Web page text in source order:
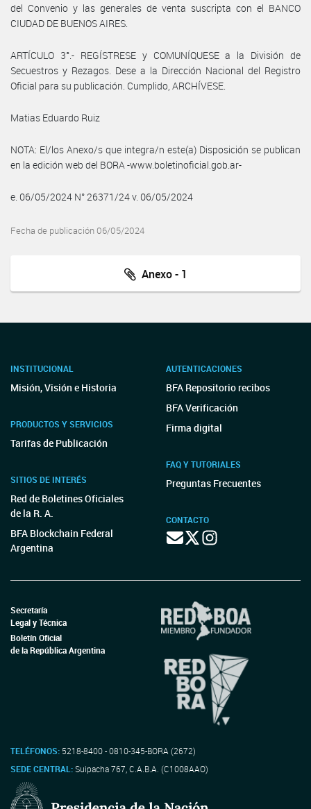
del Convenio y las generales de venta suscripta con el BANCO
CIUDAD DE BUENOS AIRES.
ARTÍCULO 3°.- REGÍSTRESE y COMUNÍQUESE a la División de
Secuestros y Rezagos. Dese a la Dirección Nacional del Registro
Oficial para su publicación. Cumplido, ARCHÍVESE.
Matias Eduardo Ruiz
NOTA: El/los Anexo/s que integra/n este(a) Disposición se publican
en la edición web del BORA -www.boletinoficial.gob.ar-
e. 06/05/2024 N° 26371/24 v. 06/05/2024
Fecha de publicación 06/05/2024
Anexo - 1
INSTITUCIONAL
Misión, Visión e Historia
PRODUCTOS Y SERVICIOS
Tarifas de Publicación
SITIOS DE INTERÉS
Red de Boletines Oficiales
de la R. A.
BFA Blockchain Federal
Argentina
AUTENTICACIONES
BFA Repositorio recibos
BFA Verificación
Firma digital
FAQ Y TUTORIALES
Preguntas Frecuentes
CONTACTO
Secretaría
Legal y Técnica
Boletín Oficial
de la República Argentina
TELÉFONOS: 5218-8400 - 0810-345-BORA (2672)
SEDE CENTRAL:Suipacha 767, C.A.B.A. (C1008AAO)